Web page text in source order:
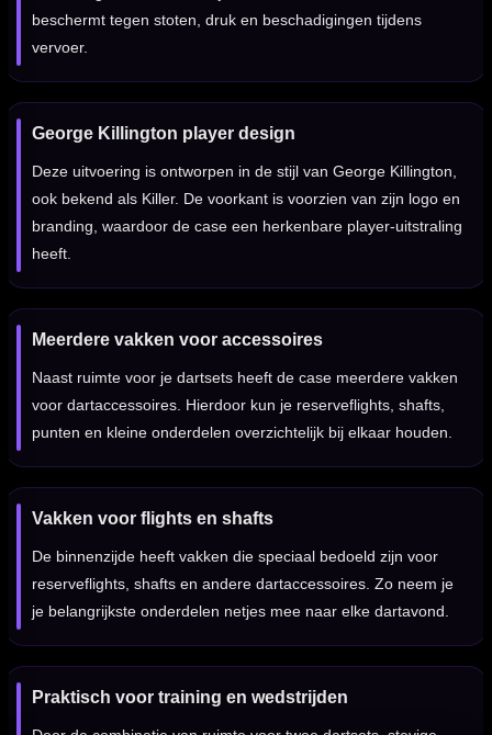
beschermt tegen stoten, druk en beschadigingen tijdens
vervoer.
George Killington player design
Deze uitvoering is ontworpen in de stijl van George Killington,
ook bekend als Killer. De voorkant is voorzien van zijn logo en
branding, waardoor de case een herkenbare player-uitstraling
heeft.
Meerdere vakken voor accessoires
Naast ruimte voor je dartsets heeft de case meerdere vakken
voor dartaccessoires. Hierdoor kun je reserveflights, shafts,
punten en kleine onderdelen overzichtelijk bij elkaar houden.
Vakken voor flights en shafts
De binnenzijde heeft vakken die speciaal bedoeld zijn voor
reserveflights, shafts en andere dartaccessoires. Zo neem je
je belangrijkste onderdelen netjes mee naar elke dartavond.
Praktisch voor training en wedstrijden